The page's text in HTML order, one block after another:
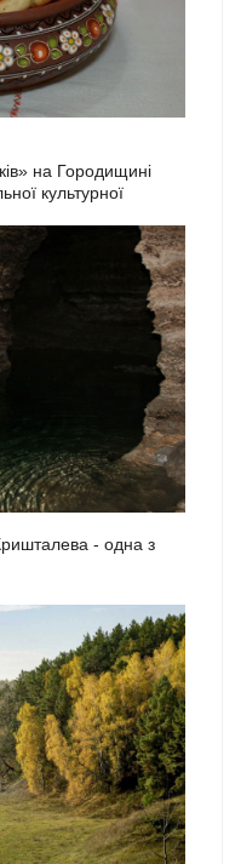
на Городищині
культурної
- одна з